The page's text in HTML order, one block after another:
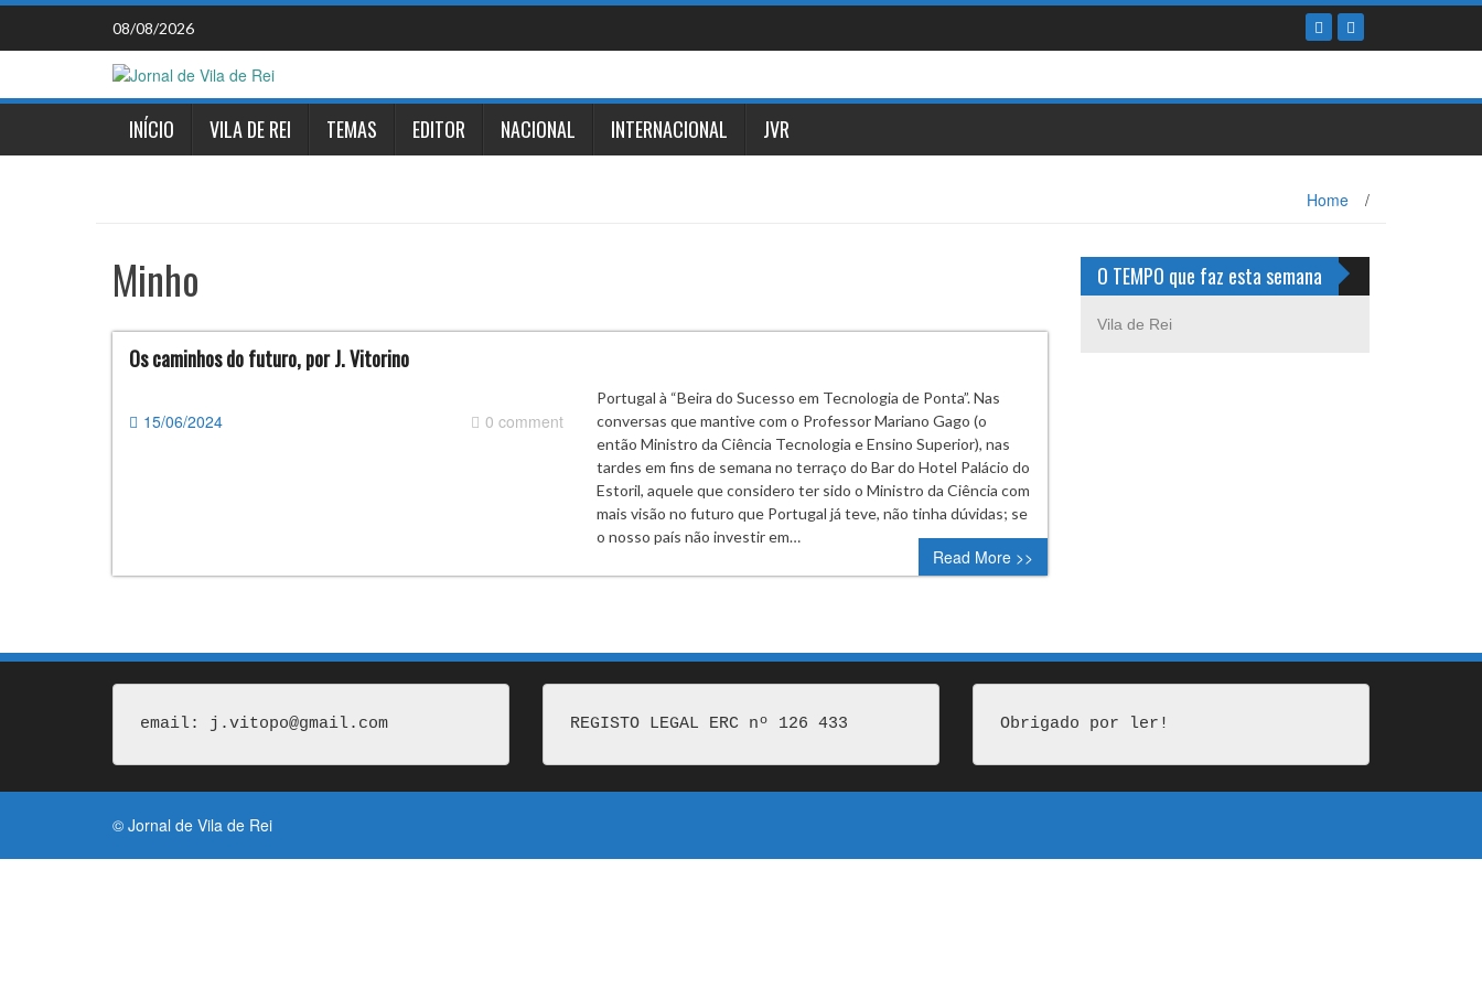
Skip
content
08/08/2026
INÍCIO VILA DE REI TEMAS EDITOR NACIONAL INTERNACIONAL JVR
Home /
Minho
Os caminhos do futuro, por J. Vitorino
15/06/2024 0 comment
Portugal à “Beira do Sucesso em Tecnologia de Ponta”. Nas
conversas que mantive com o Professor Mariano Gago (o
então Ministro da Ciência Tecnologia e Ensino Superior), nas
tardes em fins de semana no terraço do Bar do Hotel Palácio do
Estoril, aquele que considero ter sido o Ministro da Ciência com
mais visão no futuro que Portugal já teve, não tinha dúvidas; se
o nosso país não investir em…
Read More >>
O TEMPO que faz esta semana
Vila de Rei
email: j.vitopo@gmail.com REGISTO LEGAL ERC nº 126 433 Obrigado por ler!
© Jornal de Vila de Rei